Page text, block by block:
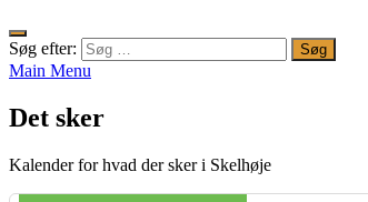
Søg efter:
Main Menu
Det sker
Kalender for hvad der sker i Skelhøje